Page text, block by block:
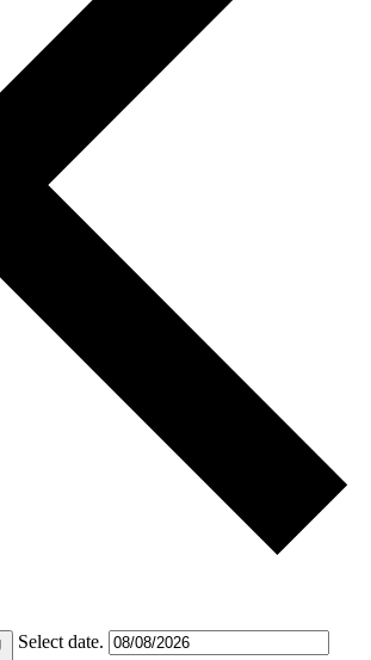
Select date.